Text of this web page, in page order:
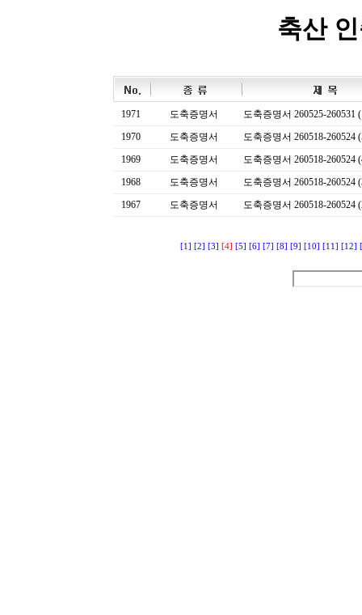
축산
1971 도축증명서
도축증명서 260525-260531
1970
도축증명서
도축증명서 260518-260524
1969
도축증명서
도축증명서 260518-260524
1968
도축증명서
도축증명서 260518-260524
1967
도축증명서 도축증명서 260518-260524
[1] [2] [3] [4] [5] [6] [7] [8] [9] [10] [11] [12]